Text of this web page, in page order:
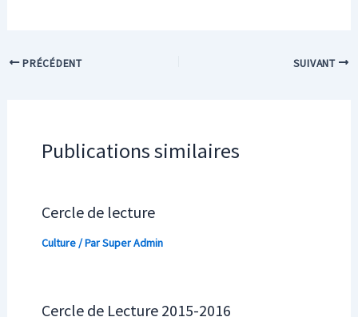
PRÉCÉDENT SUIVANT
Publications similaires
Cercle de lecture
Culture/ ParSuper Admin
Cercle de Lecture 2015-2016